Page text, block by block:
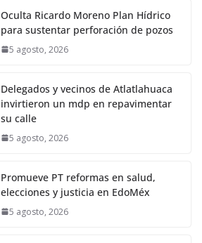
Oculta Ricardo Moreno Plan Hídrico
para sustentar perforación de pozos
5 agosto, 2026
Delegados y vecinos de Atlatlahuaca
invirtieron un mdp en repavimentar
su calle
5 agosto, 2026
Promueve PT reformas en salud,
elecciones y justicia en EdoMéx
5 agosto, 2026